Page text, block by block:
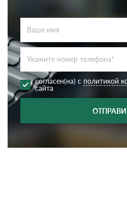
согласен(на) с политикой
сайта